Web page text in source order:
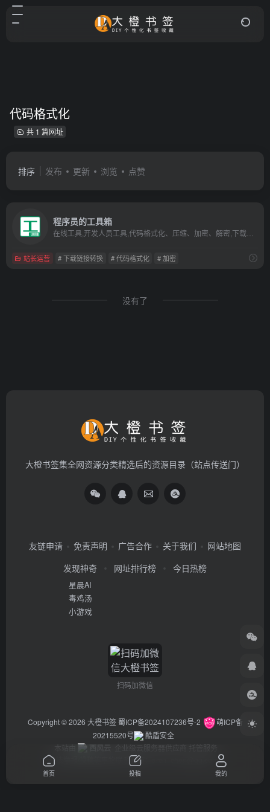
代码格式化
共 1 篇网址
排序 发布 更新 浏览 点赞
程序员的工具箱
站长运营 # 下载链接转换 # 代码格式化 # 加密
没有了
大橙书签集全网资源分类精选后的资源目录（站点传送门）
友链申请 免责声明 广告合作 关于我们
网站地图
发现神奇
星晨AI
毒鸡汤
小游戏
网址排行榜 今日热榜
扫码加微信
Copyright © 2026 大橙书签 蜀ICP备2024107236号-2
萌ICP备
20215520号
酷盾安全
本站由
西风云 企业级云服务器供应商 托管服务
违法举报/投稿等事物联系邮箱：arch_chen@qq.com
首页 投稿 我的